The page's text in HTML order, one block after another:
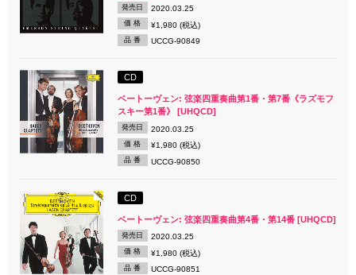
発売日 2020.03.25
価 格 ¥1,980 (税込)
品 番 UCCG-90849
CD
ベートーヴェン: 弦楽四重奏曲第1番・第7番《ラズモフ
スキー第1番》 [UHQCD]
発売日 2020.03.25
価 格 ¥1,980 (税込)
品 番 UCCG-90850
CD
ベートーヴェン: 弦楽四重奏曲第4番・第14番 [UHQCD]
発売日 2020.03.25
価 格 ¥1,980 (税込)
品 番 UCCG-90851